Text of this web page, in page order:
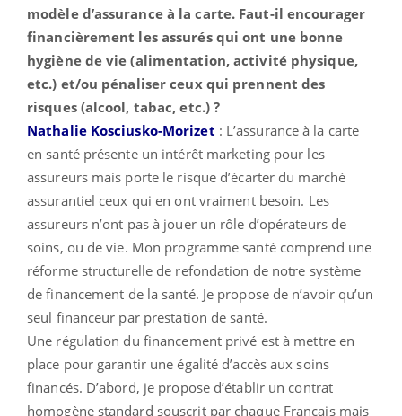
modèle d’assurance à la carte. Faut-il encourager
financièrement les assurés qui ont une bonne
hygiène de vie (alimentation, activité physique,
etc.) et/ou pénaliser ceux qui prennent des
risques (alcool, tabac, etc.) ?
Nathalie Kosciusko-Morizet : L’assurance à la carte
en santé présente un intérêt marketing pour les
assureurs mais porte le risque d’écarter du marché
assurantiel ceux qui en ont vraiment besoin. Les
assureurs n’ont pas à jouer un rôle d’opérateurs de
soins, ou de vie. Mon programme santé comprend une
réforme structurelle de refondation de notre système
de financement de la santé. Je propose de n’avoir qu’un
seul financeur par prestation de santé.
Une régulation du financement privé est à mettre en
place pour garantir une égalité d’accès aux soins
financés. D’abord, je propose d’établir un contrat
homogène standard souscrit par chaque Français mais